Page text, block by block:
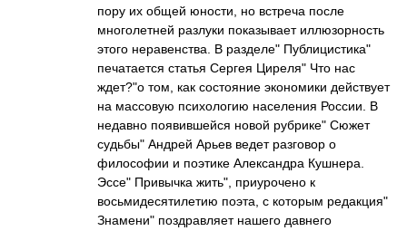
пору их общей юности, но встреча после
многолетней разлуки показывает иллюзорность
этого неравенства. В разделе" Публицистика"
печатается статья Сергея Циреля" Что нас
ждет?"о том, как состояние экономики действует
на массовую психологию населения России. В
недавно появившейся новой рубрике" Сюжет
судьбы" Андрей Арьев ведет разговор о
философии и поэтике Александра Кушнера.
Эссе" Привычка жить", приурочено к
восьмидесятилетию поэта, с которым редакция"
Знамени" поздравляет нашего давнего